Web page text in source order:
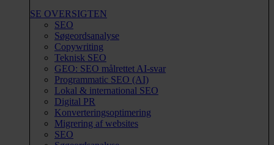
SE OVERSIGTEN
SEO
Søgeordsanalyse
Copywriting
Teknisk SEO
GEO: SEO målrettet AI-svar
Programmatic SEO (AI)
Lokal & international SEO
Digital PR
Konverteringsoptimering
Migrering af websites
SEO